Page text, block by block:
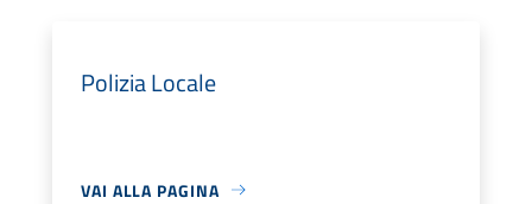
Polizia Locale
VAI ALLA PAGINA